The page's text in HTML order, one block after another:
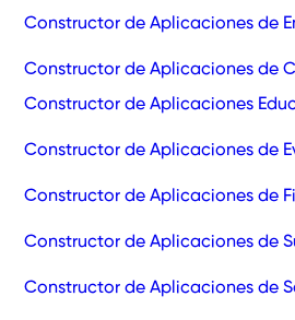
Constructor de Aplicaciones de
Constructor de Aplicaciones de
Constructor de Aplicaciones
Constructor de Aplicaciones de
Constructor de Aplicaciones de
Constructor de Aplicaciones de
Constructor de Aplicaciones de